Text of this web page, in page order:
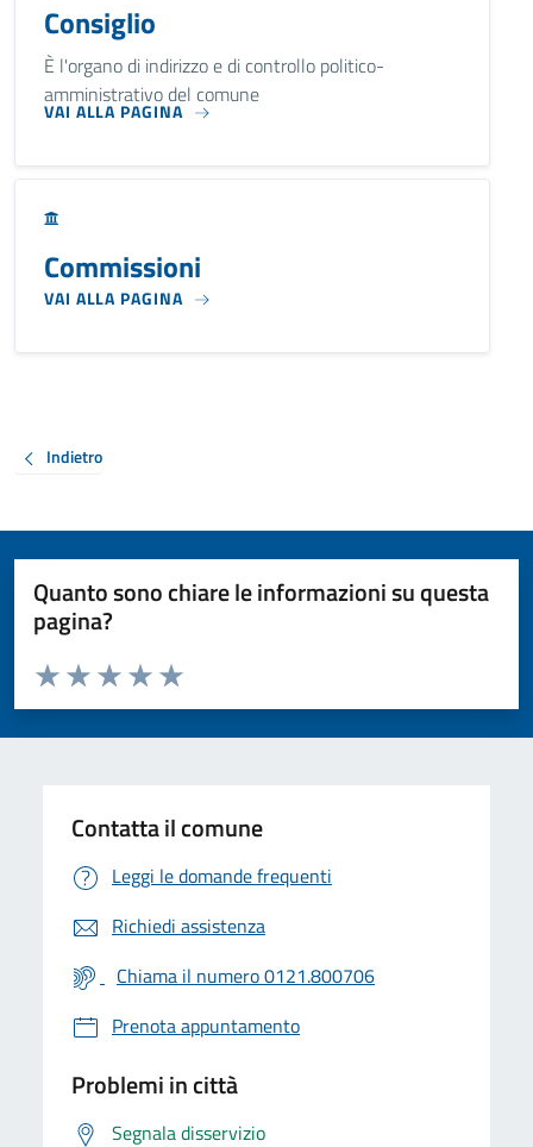
Consiglio
È l'organo di indirizzo e di controllo politico-
amministrativo del comune
VAI ALLA PAGINA
Commissioni
VAI ALLA PAGINA
Indietro
Quanto sono chiare le informazioni su questa
pagina?
Valuta da 1 a 5 stelle la pagina
Valuta 5 stelle su 5
Valuta 4 stelle su 5
Valuta 3 stelle su 5
Valuta 2 stelle su 5
Valuta 1 stelle su 5
Contatta il comune
Leggi le domande frequenti
Richiedi assistenza
Chiama il numero 0121.800706
Prenota appuntamento
Problemi in città
Segnala disservizio